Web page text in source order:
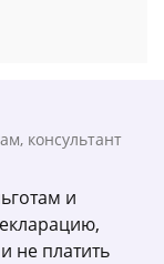
консультант
и
не платить